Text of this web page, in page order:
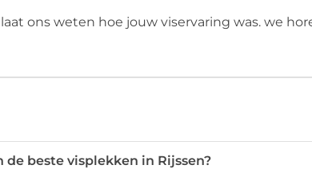
ons weten hoe jouw viservaring was. we
de beste visplekken in Rijssen?